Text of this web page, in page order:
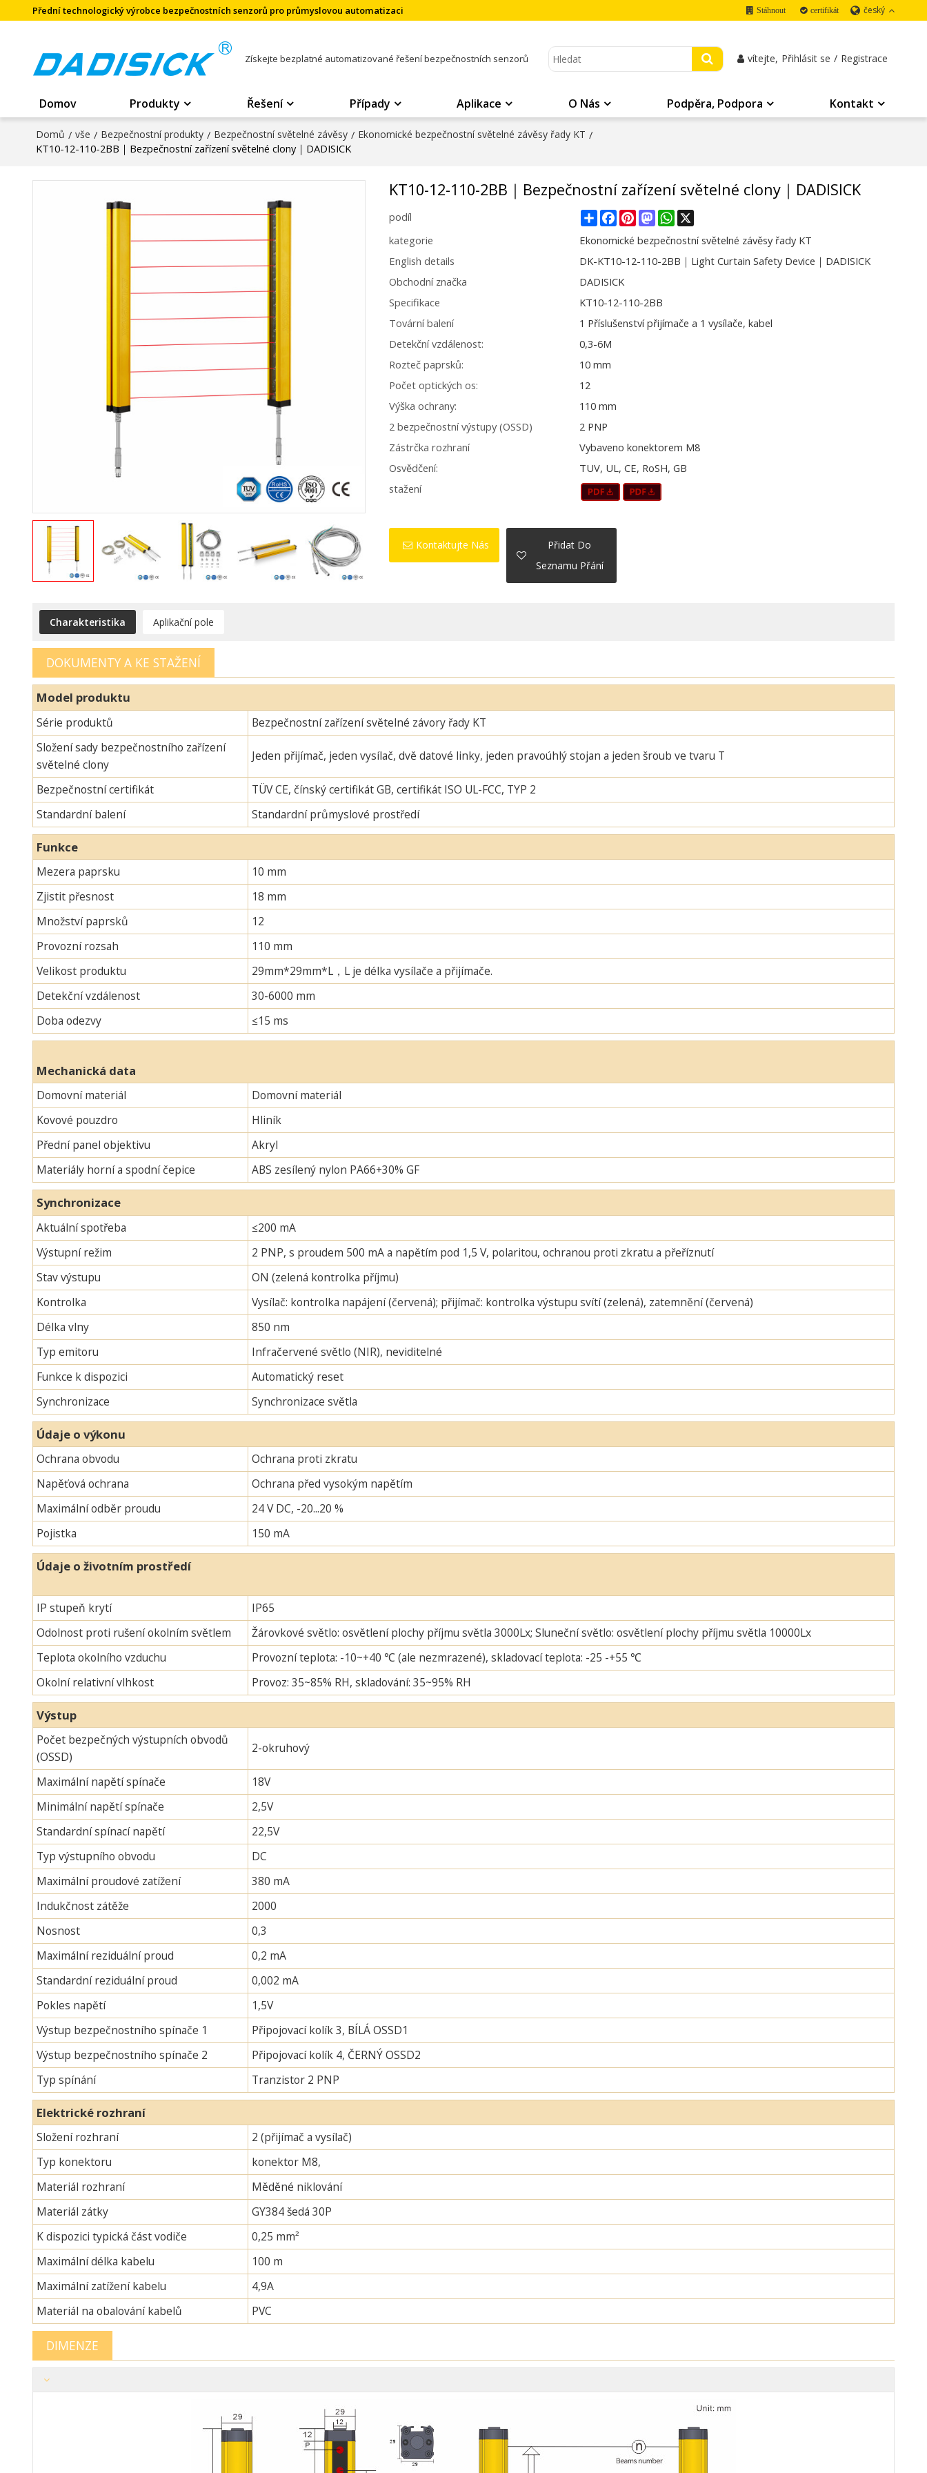
Přední technologický výrobce bezpečnostních senzorů pro průmyslovou automatizaci Stáhnout certifikát český
Získejte bezplatné automatizované řešení bezpečnostních senzorů vítejte, Přihlásit se / Registrace
Domov Produkty Řešení Případy Aplikace O Nás Podpěra, Podpora Kontakt
Domů / vše / Bezpečnostní produkty / Bezpečnostní světelné závěsy / Ekonomické bezpečnostní světelné závěsy řady KT /
KT10-12-110-2BB｜Bezpečnostní zařízení světelné clony｜DADISICK
KT10-12-110-2BB｜Bezpečnostní zařízení světelné clony｜DADISICK
podíl ShareFacebook
PinterestMastodonWhatsApp
kategorie
Ekonomické bezpečnostní světelné závěsy řady KT
English details
DK-KT10-12-110-2BB｜Light Curtain Safety Device｜DADISICK
Obchodní značka
DADISICK
Specifikace
KT10-12-110-2BB
Tovární balení
1 Příslušenství přijímače a 1 vysílače, kabel
Detekční vzdálenost:
0,3-6M
Rozteč paprsků:
10 mm
Počet optických os:
12
Výška ochrany:
110 mm
2 bezpečnostní výstupy (OSSD)
2 PNP
Zástrčka rozhraní
Vybaveno konektorem M8
Osvědčení:
TUV, UL, CE, RoSH, GB
stažení
Kontaktujte Nás
Přidat Do
Seznamu Přání
Charakteristika Aplikační pole
DOKUMENTY A KE STAŽENÍ
Model produktu
Série produktů
Bezpečnostní zařízení světelné závory řady KT
Složení sady bezpečnostního zařízení
světelné clony
Jeden přijímač, jeden vysílač, dvě datové linky, jeden pravoúhlý stojan a jeden šroub ve tvaru T
Bezpečnostní certifikát
TÜV CE, čínský certifikát GB, certifikát ISO UL-FCC, TYP 2
Standardní balení
Standardní průmyslové prostředí
Funkce
Mezera paprsku
10 mm
Zjistit přesnost
18 mm
Množství paprsků
12
Provozní rozsah
110 mm
Velikost produktu
29mm*29mm*L，L je délka vysílače a přijímače.
Detekční vzdálenost
30-6000 mm
Doba odezvy
≤15 ms
Mechanická data
Domovní materiál
Domovní materiál
Kovové pouzdro
Hliník
Přední panel objektivu
Akryl
Materiály horní a spodní čepice
ABS zesílený nylon PA66+30% GF
Synchronizace
Aktuální spotřeba
≤200 mA
Výstupní režim
2 PNP, s proudem 500 mA a napětím pod 1,5 V, polaritou, ochranou proti zkratu a přeříznutí
Stav výstupu
ON (zelená kontrolka příjmu)
Kontrolka
Vysílač: kontrolka napájení (červená); přijímač: kontrolka výstupu svítí (zelená), zatemnění (červená)
Délka vlny
850 nm
Typ emitoru
Infračervené světlo (NIR), neviditelné
Funkce k dispozici
Automatický reset
Synchronizace
Synchronizace světla
Údaje o výkonu
Ochrana obvodu
Ochrana proti zkratu
Napěťová ochrana
Ochrana před vysokým napětím
Maximální odběr proudu
24 V DC, -20...20 %
Pojistka
150 mA
Údaje o životním prostředí
IP stupeň krytí
IP65
Odolnost proti rušení okolním světlem
Žárovkové světlo: osvětlení plochy příjmu světla 3000Lx; Sluneční světlo: osvětlení plochy příjmu světla 10000Lx
Teplota okolního vzduchu
Provozní teplota: -10~+40 ℃ (ale nezmrazené), skladovací teplota: -25 -+55 ℃
Okolní relativní vlhkost
Provoz: 35~85% RH, skladování: 35~95% RH
Výstup
Počet bezpečných výstupních obvodů
(OSSD)
2-okruhový
Maximální napětí spínače
18V
Minimální napětí spínače
2,5V
Standardní spínací napětí
22,5V
Typ výstupního obvodu
DC
Maximální proudové zatížení
380 mA
Indukčnost zátěže
2000
Nosnost
0,3
Maximální reziduální proud
0,2 mA
Standardní reziduální proud
0,002 mA
Pokles napětí
1,5V
Výstup bezpečnostního spínače 1
Připojovací kolík 3, BÍLÁ OSSD1
Výstup bezpečnostního spínače 2
Připojovací kolík 4, ČERNÝ OSSD2
Typ spínání
Tranzistor 2 PNP
Elektrické rozhraní
Složení rozhraní
2 (přijímač a vysílač)
Typ konektoru
konektor M8,
Materiál rozhraní
Měděné niklování
Materiál zátky
GY384 šedá 30P
K dispozici typická část vodiče
0,25 mm²
Maximální délka kabelu
100 m
Maximální zatížení kabelu
4,9A
Materiál na obalování kabelů
PVC
DIMENZE